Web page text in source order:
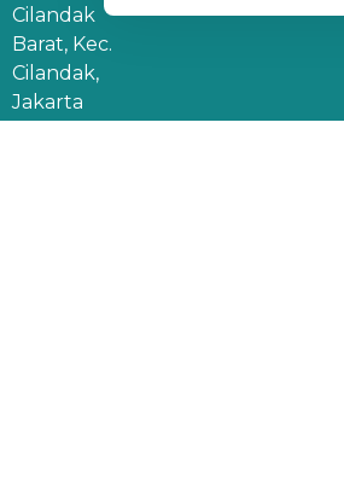
Cilandak
Barat, Kec.
Cilandak,
Jakarta